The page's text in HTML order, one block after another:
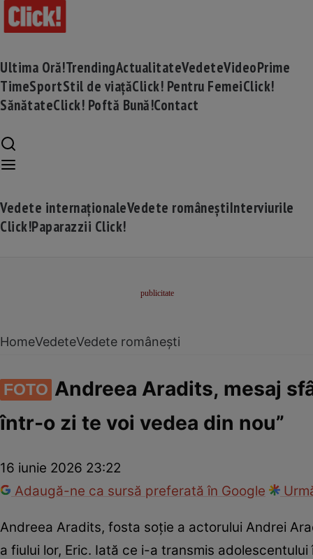
Ultima Oră!TrendingActualitateVedeteVideoPrime
TimeSportStil de viațăClick! Pentru FemeiClick!
SănătateClick! Poftă Bună!Contact
Vedete internaționaleVedete româneștiInterviurile
Click!Paparazzii Click!
HomeVedeteVedete românești
FOTO Andreea Aradits, mesaj
într-o zi te voi vedea din nou”
16 iunie 2026 23:22
Adaugă-ne ca sursă preferată în Google
Andreea Aradits, fosta soție a actorului Andrei
a fiului lor, Eric. Iată ce i-a transmis